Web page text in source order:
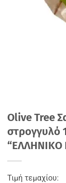
Olive Tree
στρογγυλό
“ΕΛΛΗΝΙΚΟ
Τιμή τεμαχίου: